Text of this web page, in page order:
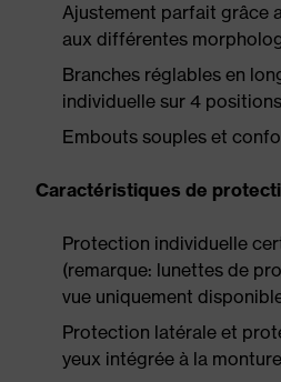
Ajustement parfait grâce
aux différentes
Branches réglables en
individuelle sur 4 positions
Embouts souples et
Caractéristiques de
Protection individuelle
(remarque: lunettes de
vue uniquement
Protection latérale et
yeux intégrée à la monture